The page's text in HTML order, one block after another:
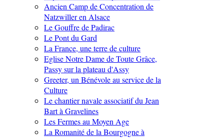
Ancien Camp de Concentration de
Natzwiller en Alsace
Le Gouffre de Padirac
Le Pont du Gard
La France, une terre de culture
Eglise Notre Dame de Toute Grâce,
Passy sur la plateau d'Assy
Greeter, un Bénévole au service de la
Culture
Le chantier navale associatif du Jean
Bart à Gravelines
Les Fermes au Moyen Age
La Romanité de la Bourgogne à